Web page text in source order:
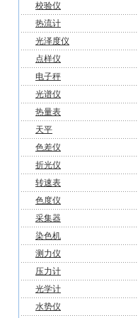
校验仪
热流计
光泽度仪
点样仪
电子秤
光谱仪
热量表
天平
色差仪
折光仪
转速表
色度仪
采集器
染色机
测力仪
压力计
光学计
水势仪